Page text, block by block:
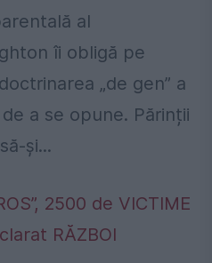
al
îi obligă pe
„de gen” a
a se opune. Părinții
și...